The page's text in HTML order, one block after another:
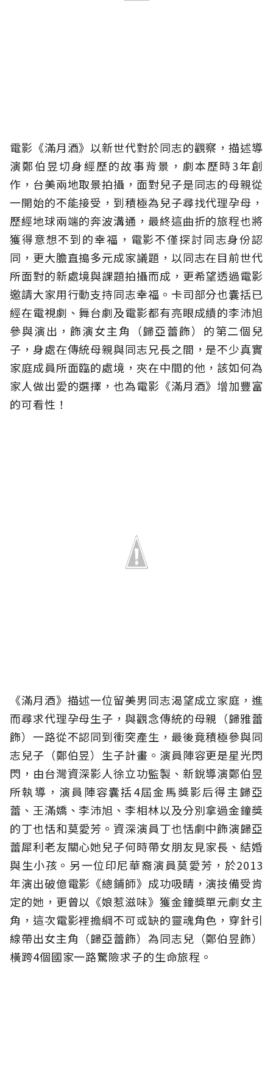
電影《滿月酒》以新世代對於同志的觀察，描述導
演鄭伯昱切身經歷的故事背景，劇本歷時3年創
作，台美兩地取景拍攝，面對兒子是同志的母親從
一開始的不能接受，到積極為兒子尋找代理孕母，
歷經地球兩端的奔波溝通，最終這曲折的旅程也將
獲得意想不到的幸福，電影不僅探討同志身份認
同，更大膽直搗多元成家議題，以同志在目前世代
所面對的新處境與課題拍攝而成，更希望透過電影
邀請大家用行動支持同志幸福。卡司部分也囊括已
經在電視劇、舞台劇及電影都有亮眼成績的李沛旭
參與演出，飾演女主角（歸亞蕾飾）的第二個兒
子，身處在傳統母親與同志兄長之間，是不少真實
家庭成員所面臨的處境，夾在中間的他，該如何為
家人做出愛的選擇，也為電影《滿月酒》增加豐富
的可看性！
《滿月酒》描述一位留美男同志渴望成立家庭，進
而尋求代理孕母生子，與觀念傳統的母親（歸雅蕾
飾）一路從不認同到衝突產生，最後竟積極參與同
志兒子（鄭伯昱）生子計畫。演員陣容更是星光閃
閃，由台灣資深影人徐立功監製、新銳導演鄭伯昱
所執導，演員陣容囊括4屆金馬獎影后得主歸亞
蕾、王滿嬌、李沛旭、李相林以及分別拿過金鐘獎
的丁也恬和莫愛芳。資深演員丁也恬劇中飾演歸亞
蕾犀利老友關心她兒子何時帶女朋友見家長、結婚
與生小孩。另一位印尼華裔演員莫愛芳，於2013
年演出破億電影《總鋪師》成功吸睛，演技備受肯
定的她，更曾以《娘惹滋味》獲金鐘獎單元劇女主
角，這次電影裡擔綱不可或缺的靈魂角色，穿針引
線帶出女主角（歸亞蕾飾）為同志兒（鄭伯昱飾）
橫跨4個國家一路驚險求子的生命旅程。